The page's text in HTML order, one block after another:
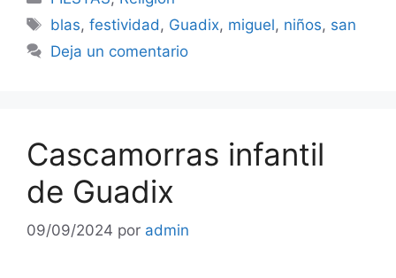
Etiquetas
blas,festividad , Guadix, miguel, niños, san
Deja un comentario
Cascamorras infantil
de Guadix
09/09/2024 por admin